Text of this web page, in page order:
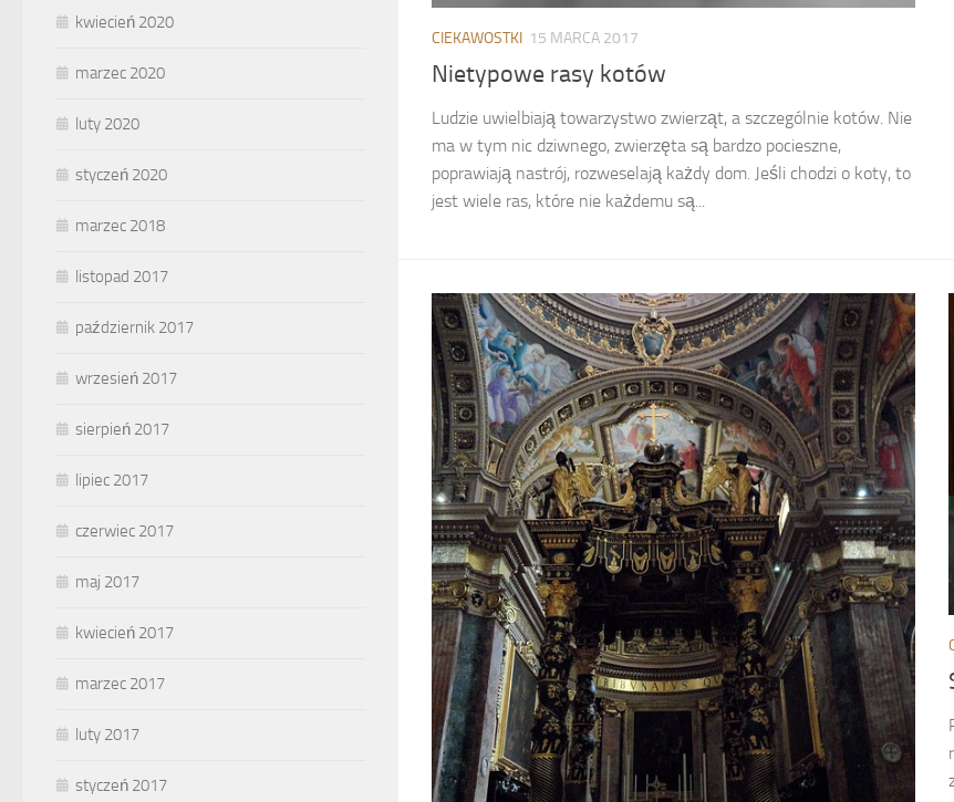
CIEKAWOSTKI 15 MARCA 2017
Nietypowe rasy kotów
Ludzie uwielbiają towarzystwo zwierząt, a szczególnie kotów. Nie
ma w tym nic dziwnego, zwierzęta są bardzo pocieszne,
poprawiają nastrój, rozweselają każdy dom. Jeśli chodzi o koty, to
jest wiele ras, które nie każdemu są...
kwiecień 2020
marzec 2020
luty 2020
styczeń 2020
marzec 2018
listopad 2017
październik 2017
wrzesień 2017
sierpień 2017
lipiec 2017
czerwiec 2017
maj 2017
kwiecień 2017
marzec 2017
luty 2017
styczeń 2017